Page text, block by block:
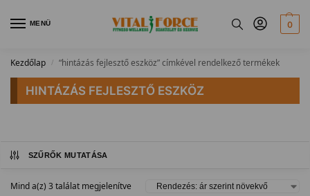
MENÜ 0
Kezdőlap / “hintázás fejlesztő eszköz” címkével rendelkező termékek
HINTÁZÁS FEJLESZTŐ ESZKÖZ
SZŰRŐK MUTATÁSA
Mind a(z) 3 találat megjelenítve